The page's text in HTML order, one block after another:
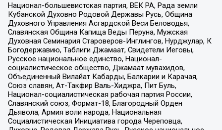
Национал-большевистская партия, ВЕК РА, Рада земли
Кубанской Духовно Родовой Державы Русь, Община
Духовного Управления Асгардской Веси Беловодья,
Славянская Община Капища Веды Перуна, Мужская
Духовная Семинария Староверов-Инглингов, Нурджулар, К
Богодержавию, Таблиги Джамаат, Свидетели Иеговы,
Русское национальное единство, Национал-
социалистическое общество, Джамаат мувахидов,
Объединенный Вилайат Кабарды, Балкарии и Карачая,
Союз славян, Ат-Такфир Валь-Хиджра, Пит Буль,
Национал-социалистическая рабочая партия России,
Славянский союз, Формат-18, Благородный Орден
Дьявола, Армия воли народа, Национальная
Социалистическая Инициатива города Череповца,